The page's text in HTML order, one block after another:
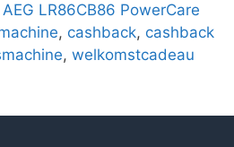
AEG LR86CB86 PowerCare
, cashback, cashback
, welkomstcadeau